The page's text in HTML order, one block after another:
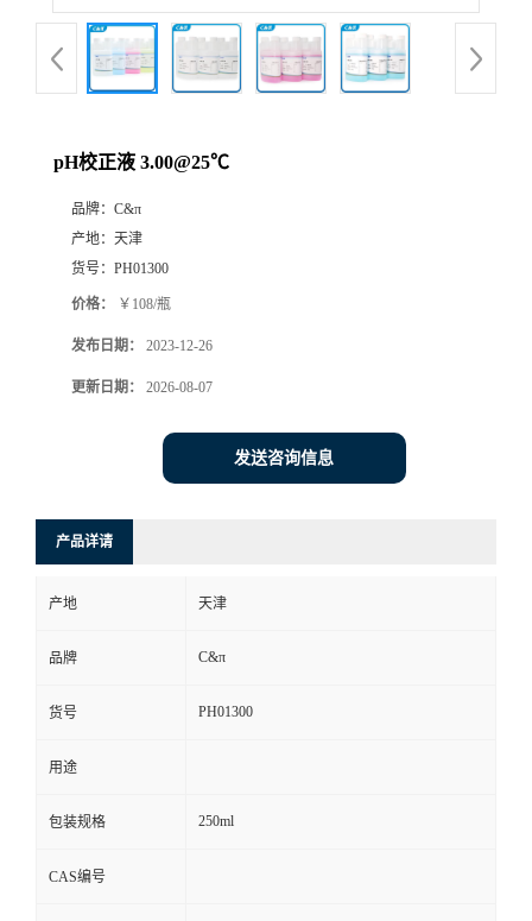
pH校正液 3.00@25℃
品牌： C&π
产地： 天津
货号： PH01300
价格： ￥108/瓶
发布日期： 2023-12-26
更新日期： 2026-08-07
发送咨询信息
产品详请
产地 天津
品牌 C&π
货号 PH01300
用途
包装规格 250ml
CAS编号